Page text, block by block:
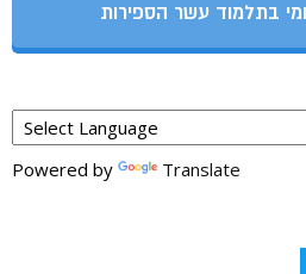
בתלמוד עשר הספירות
Powered by Translate